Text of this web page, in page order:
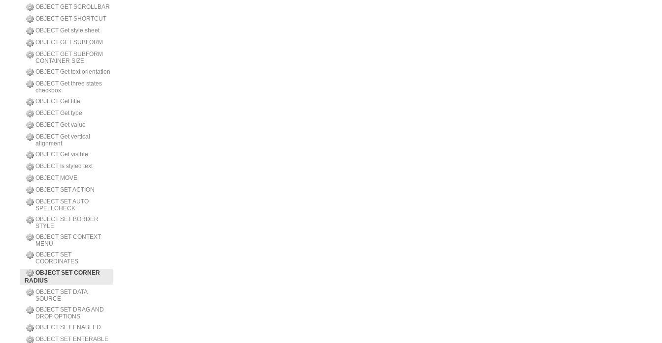
OBJECT GET SCROLLBAR
OBJECT GET SHORTCUT
OBJECT Get style sheet
OBJECT GET SUBFORM
OBJECT GET SUBFORM
CONTAINER SIZE
OBJECT Get text orientation
OBJECT Get three states
checkbox
OBJECT Get title
OBJECT Get type
OBJECT Get value
OBJECT Get vertical
alignment
OBJECT Get visible
OBJECT Is styled text
OBJECT MOVE
OBJECT SET ACTION
OBJECT SET AUTO
SPELLCHECK
OBJECT SET BORDER
STYLE
OBJECT SET CONTEXT
MENU
OBJECT SET
COORDINATES
OBJECT SET CORNER
RADIUS
OBJECT SET DATA
SOURCE
OBJECT SET DRAG AND
DROP OPTIONS
OBJECT SET ENABLED
OBJECT SET ENTERABLE